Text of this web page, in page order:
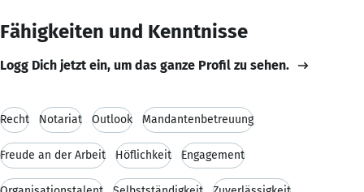
Fähigkeiten und Kenntnisse
Logg Dich jetzt ein, um das ganze Profil zu sehen.
Recht Notariat Outlook Mandantenbetreuung
Freude an der Arbeit Höflichkeit Engagement